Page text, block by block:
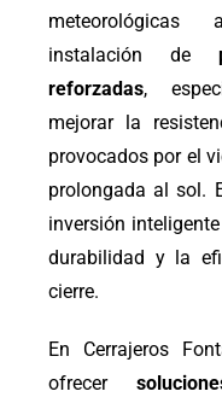
meteorológicas
instalación de
reforzadas,
mejorar la
provocados por el
prolongada al sol.
inversión
durabilidad y la
cierre.
En Cerrajeros
ofrecer